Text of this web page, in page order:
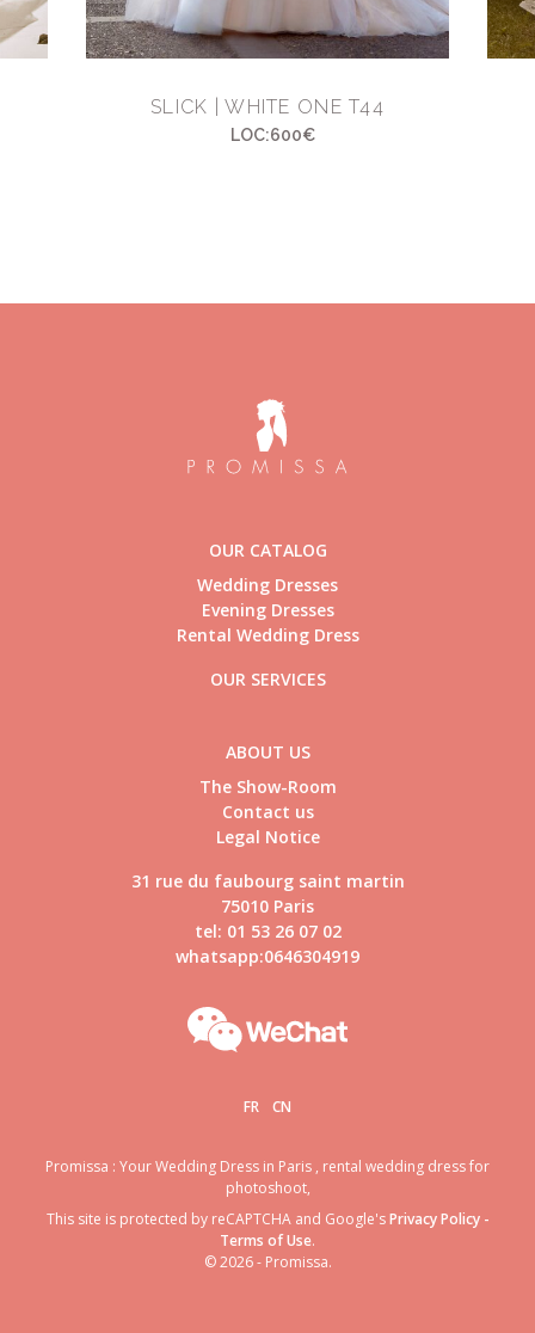
SLICK | WHITE ONE T44
LOC:600€
OUR CATALOG
Wedding Dresses
Evening Dresses
Rental Wedding Dress
OUR SERVICES
ABOUT US
The Show-Room
Contact us
Legal Notice
31 rue du faubourg saint martin
75010 Paris
tel: 01 53 26 07 02
whatsapp:0646304919
FR CN
Promissa : Your Wedding Dress in Paris , rental wedding dress for
photoshoot,
This site is protected by reCAPTCHA and Google'sPrivacy Policy-
Terms of Use.
© 2026 - Promissa.